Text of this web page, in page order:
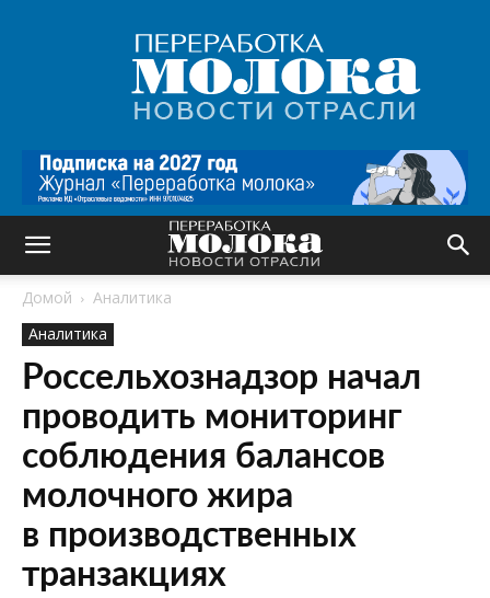
Переработка
молока
|
Новости
Домой
Аналитика
Аналитика
Россельхознадзор начал
проводить мониторинг
соблюдения балансов
молочного жира
в производственных
транзакциях